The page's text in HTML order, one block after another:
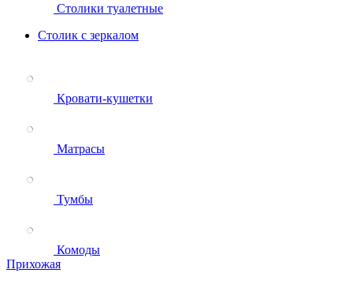
Столики туалетные
Столик с зеркалом
Кровати-кушетки
Матрасы
Тумбы
Комоды
Прихожая